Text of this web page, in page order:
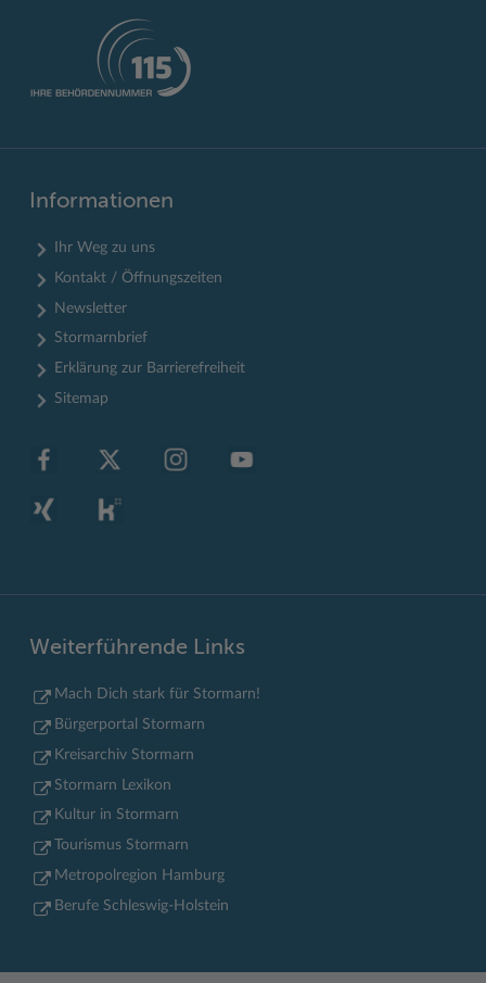
Informationen
Ihr Weg zu uns
Kontakt / Öffnungszeiten
Newsletter
Stormarnbrief
Erklärung zur Barrierefreiheit
Sitemap
Weiterführende Links
Mach Dich stark für Stormarn!
Bürgerportal Stormarn
Kreisarchiv Stormarn
Stormarn Lexikon
Kultur in Stormarn
Tourismus Stormarn
Metropolregion Hamburg
Berufe Schleswig-Holstein